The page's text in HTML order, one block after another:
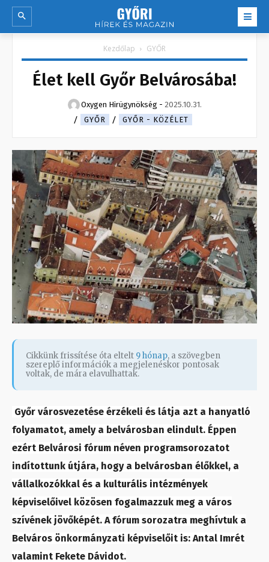
Kezdőlap GYŐR
Élet kell Győr Belvárosába!
Oxygen Hirügynökség - 2025.10.31.
GYŐR
GYŐR - KÖZÉLET
Cikkünk frissítése óta eltelt 9 hónap, a szövegben
szereplő információk a megjelenéskor pontosak
voltak, de mára elavulhattak.
Győr városvezetése érzékeli és látja azt a hanyatló
folyamatot, amely a belvárosban elindult. Éppen
ezért Belvárosi fórum néven programsorozatot
indítottunk útjára, hogy a belvárosban élőkkel, a
vállalkozókkal és a kulturális intézmények
képviselőivel közösen fogalmazzuk meg a város
szívének jövőképét. A fórum sorozatra meghívtuk a
Belváros önkormányzati képviselőit is: Antal Imrét
valamint Fekete Dávidot.